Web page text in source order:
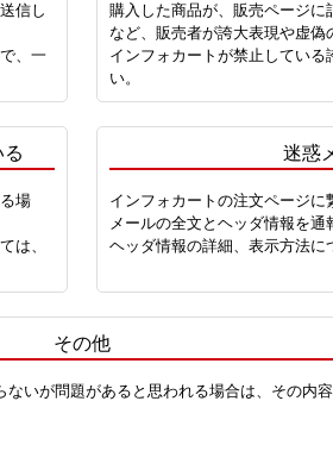
信し
、一
購入した商品が、販売ページ
など、販売者が誇大表現や虚偽
インフォカートが禁止している
い。
場
は、
迷惑
インフォカートの注文ページ
メールの全文とヘッダ情報を通
ヘッダ情報の詳細、表示方法に
その他
ないが問題があると思われる場合は、その内容